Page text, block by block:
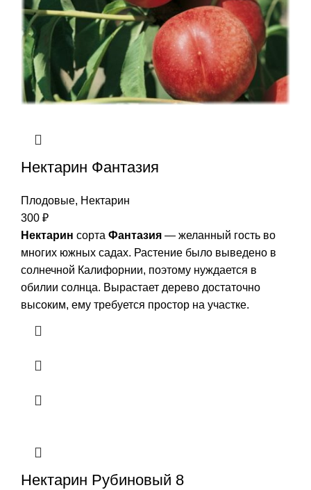
Нектарин Фантазия
Плодовые, Нектарин
300 ₽
Нектарин сорта Фантазия — желанный гость во
многих южных садах. Растение было выведено в
солнечной Калифорнии, поэтому нуждается в
обилии солнца. Вырастает дерево достаточно
высоким, ему требуется простор на участке.
Нектарин Рубиновый 8